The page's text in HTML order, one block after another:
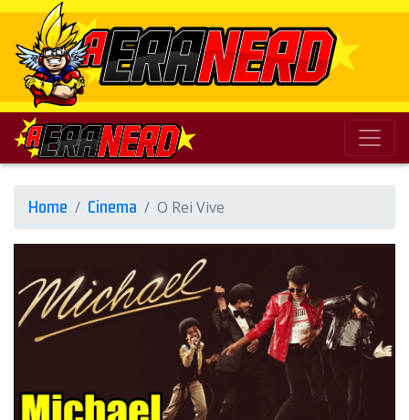
Home Cinema O Rei Vive